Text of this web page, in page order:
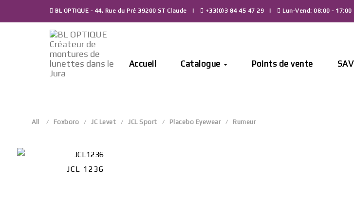
BL OPTIQUE - 44, Rue du Pré 39200 ST Claude +33(0)3 84 45 47 29 Lun-Vend: 08:00 - 17:00
Accueil Catalogue Points de vente SAV
All Foxboro JC Levet JCL Sport Placebo Eyewear Rumeur
JCL 1236